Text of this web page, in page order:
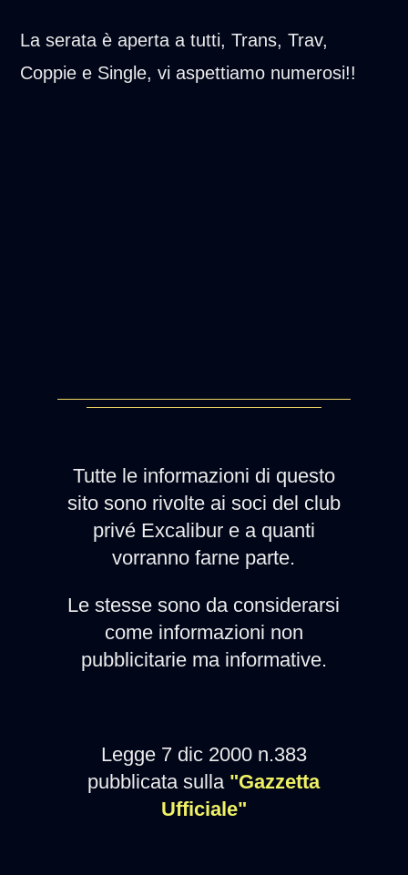
La serata è aperta a tutti, Trans, Trav,
Coppie e Single, vi aspettiamo numerosi!!
Tutte le informazioni di questo
sito sono rivolte ai soci del club
privé Excalibur e a quanti
vorranno farne parte.
Le stesse sono da considerarsi
come informazioni non
pubblicitarie ma informative.
Legge 7 dic 2000 n.383
pubblicata sulla "Gazzetta
Ufficiale"